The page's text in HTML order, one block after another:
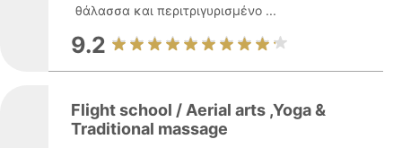
θάλασσα και περιτριγυρισμένο ...
9.2
Flight school / Aerial arts ,Yoga &
Traditional massage